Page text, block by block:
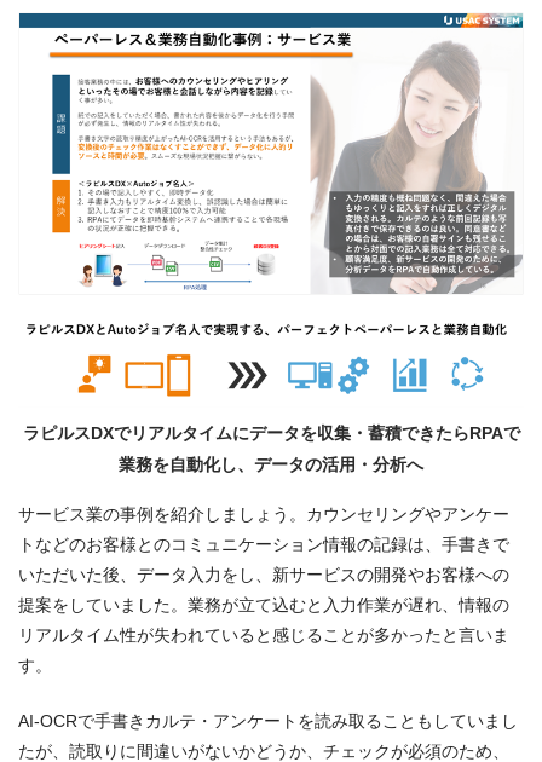
ラピルスDXでリアルタイムにデータを収集・蓄積できたらRPAで
業務を自動化し、データの活用・分析へ
サービス業の事例を紹介しましょう。カウンセリングやアンケー
トなどのお客様とのコミュニケーション情報の記録は、手書きで
いただいた後、データ入力をし、新サービスの開発やお客様への
提案をしていました。業務が立て込むと入力作業が遅れ、情報の
リアルタイム性が失われていると感じることが多かったと言いま
す。
AI-OCRで手書きカルテ・アンケートを読み取ることもしていまし
たが、読取りに間違いがないかどうか、チェックが必須のため、